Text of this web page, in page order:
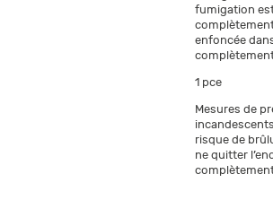
fumigation
enfoncée
1 pce
Mesures de
risque de
ne quitter